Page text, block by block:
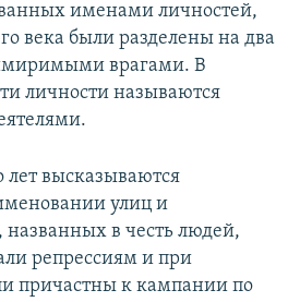
именами личностей,
века были разделены на два
врагами. В
личности называются
лет высказываются
улиц и
в честь людей,
репрессиям и при
причастны к кампании по